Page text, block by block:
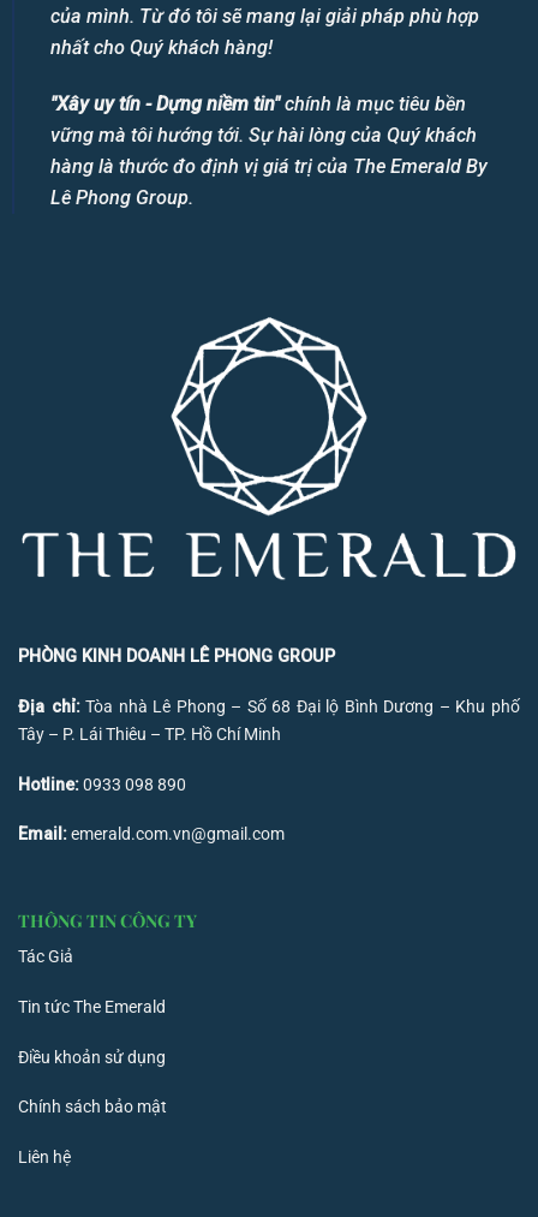
của mình. Từ đó tôi sẽ mang lại giải pháp phù hợp
nhất cho Quý khách hàng!
"Xây uy tín - Dựng niềm tin"chính là mục tiêu bền
vững mà tôi hướng tới. Sự hài lòng của Quý khách
hàng là thước đo định vị giá trị của The Emerald By
Lê Phong Group.
PHÒNG KINH DOANH LÊ PHONG GROUP
Địa chỉ:Tòa nhà Lê Phong – Số 68 Đại lộ Bình Dương – Khu phố
Tây – P. Lái Thiêu – TP. Hồ Chí Minh
Hotline:0933 098 890
Email:emerald.com.vn@gmail.com
THÔNG TIN CÔNG TY
Tác Giả
Tin tức The Emerald
Điều khoản sử dụng
Chính sách bảo mật
Liên hệ